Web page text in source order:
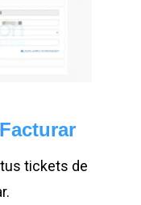
tickets de